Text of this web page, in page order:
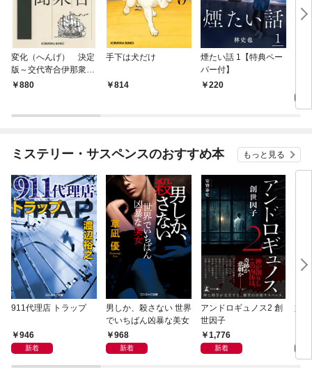
変化（へんげ） 決定
版～交代寄合伊那衆異
聞（1）～
880
手下は犬だけ
814
煙たい話 1【特典ペー
パー付】
220
ミステリー・サスペンスのおすすめ本 もっと見る
911代理店 トラップ
946
新着
男しか、殺さない 世界
でいちばん凶暴な美女
968
新着
アンドロギュノス2 創
世因子
1,776
新着
姐